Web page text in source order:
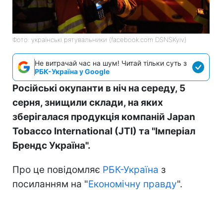
Фото: українські рятувальники (facebook.com DSNSKyiv)
Не витрачай час на шум! Читай тільки суть з
РБК-Україна у Google
Російські окупанти в ніч на середу, 5
серня, знищили склади, на яких
зберігалася продукція компаній Japan
Tobacco International (JTI) та "Імперіал
Брендс Україна".
Про це повідомляє РБК-Україна з
посиланням на "Економічну правду".